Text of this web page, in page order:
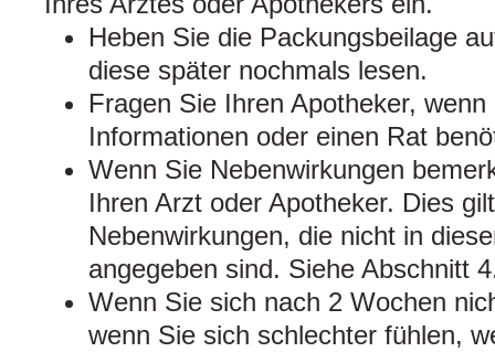
Heben Sie die Packungsbeilage
diese später nochmals lesen.
Fragen Sie Ihren Apotheker,
Informationen oder einen Rat
Wenn Sie Nebenwirkungen
Ihren Arzt oder Apotheker. Dies
Nebenwirkungen, die nicht in
angegeben sind. Siehe Abschnitt
Wenn Sie sich nach 2 Wochen
wenn Sie sich schlechter fühlen,